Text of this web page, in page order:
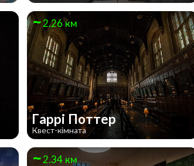
2.26 км
Гаррі Поттер
Квест-кімната
2.34 км